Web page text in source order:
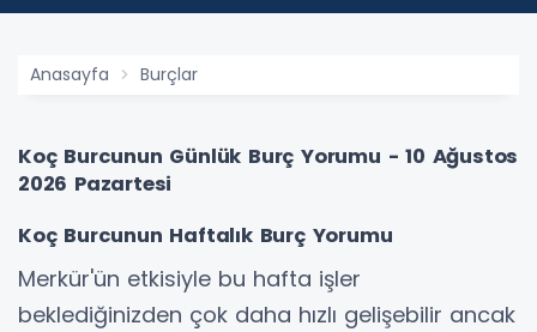
Anasayfa Burçlar
Koç Burcunun Günlük Burç Yorumu - 10 Ağustos
2026 Pazartesi
Koç Burcunun Haftalık Burç Yorumu
Merkür'ün etkisiyle bu hafta işler
beklediğinizden çok daha hızlı gelişebilir ancak